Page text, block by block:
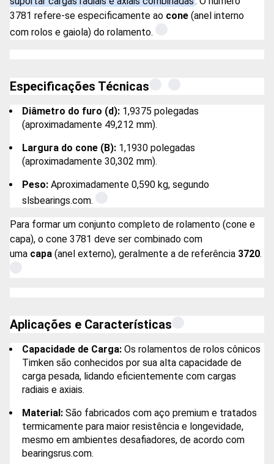
3781 refere-se especificamente ao cone (anel interno
com rolos e gaiola) do rolamento.
Especificações Técnicas
Diâmetro do furo (d): 1,9375 polegadas
(aproximadamente 49,212 mm).
Largura do cone (B): 1,1930 polegadas
(aproximadamente 30,302 mm).
Peso: Aproximadamente 0,590 kg, segundo
slsbearings.com.
Para formar um conjunto completo de rolamento (cone e
capa), o cone 3781 deve ser combinado com
uma capa (anel externo), geralmente a de referência 3720.
Aplicações e Características
Capacidade de Carga: Os rolamentos de rolos cônicos
Timken são conhecidos por sua alta capacidade de
carga pesada, lidando eficientemente com cargas
radiais e axiais.
Material: São fabricados com aço premium e tratados
termicamente para maior resistência e longevidade,
mesmo em ambientes desafiadores, de acordo com
bearingsrus.com.